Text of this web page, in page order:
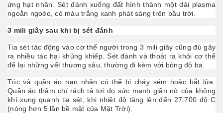
ứng hạt nhân. Sét đánh xuống đất hình thành một dải plasma
ngoằn ngoèo, có màu trắng xanh phát sáng trên bầu trời.
3 mili giây sau khi bị sét đánh
Tia sét tác động vào cơ thể người trong 3 mili giây cũng đủ gây
ra nhiều tác hại khủng khiếp. Sét đánh và thoát ra khỏi cơ thể
để lại những vết thương sâu, thường đi kèm với bỏng độ ba.
Tóc và quần áo nạn nhân có thể bị cháy sém hoặc bắt lửa.
Quần áo thậm chí rách tả tơi do sức mạnh giãn nở của không
khí xung quanh tia sét, khi nhiệt độ tăng lên đến 27.700 độ C
(nóng hơn 5 lần bề mặt của Mặt Trời).